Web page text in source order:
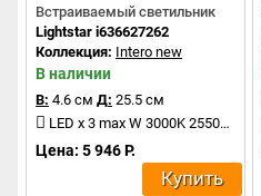
Встраиваемый светильник
Lightstar i636627262
Коллекция: Intero new
В наличии
В: 4.6 см Д: 25.5 см
LED x 3 max W 3000K 2550Lm
Цена: 5 946 Р.
Купить